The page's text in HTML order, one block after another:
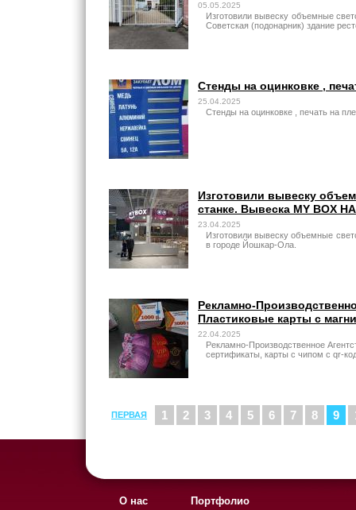
05.05.2025
Изготовили вывеску объемные
Советская (подонарник) здание
Стенды на оцинковке ,
25.04.2025
Стенды на оцинковке , печать на
Изготовили вывеску
станке. Вывеска MY BOX
23.04.2025
Изготовили вывеску объемные
в городе Йошкар-Ола.
Рекламно-
Пластиковые карты с
22.04.2025
Рекламно-Производственное
сертификаты, карты с чипом с qr-
ПЕРВАЯ 1 2 3 4 5 6 7 8 9
О нас Портфолио